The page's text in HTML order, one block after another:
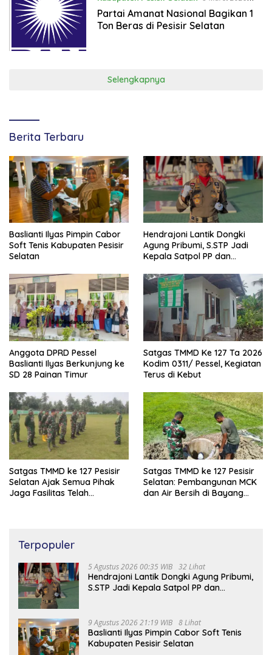
21:25 WIB
Partai Amanat Nasional Bagikan 1
Ton Beras di Pesisir Selatan
Selengkapnya
Berita Terbaru
Baslianti Ilyas Pimpin Cabor
Soft Tenis Kabupaten Pesisir
Selatan
Hendrajoni Lantik Dongki
Agung Pribumi, S.STP Jadi
Kepala Satpol PP dan
Anggota DPRD Pessel
Baslianti Ilyas Berkunjung ke
SD 28 Painan Timur
Satgas TMMD Ke 127 Ta 2026
Kodim 0311/ Pessel, Kegiatan
Terus di Kebut
Satgas TMMD ke 127 Pesisir
Selatan Ajak Semua Pihak
Jaga Fasilitas Telah
Satgas TMMD ke 127 Pesisir
Selatan: Pembangunan MCK
dan Air Bersih di Bayang
Terpopuler
5 Agustus 2026 00:35 WIB 32 Lihat
Hendrajoni Lantik Dongki Agung Pribumi,
S.STP Jadi Kepala Satpol PP dan
9 Agustus 2026 21:19 WIB 8 Lihat
Baslianti Ilyas Pimpin Cabor Soft Tenis
Kabupaten Pesisir Selatan